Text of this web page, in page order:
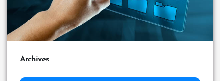
Archives